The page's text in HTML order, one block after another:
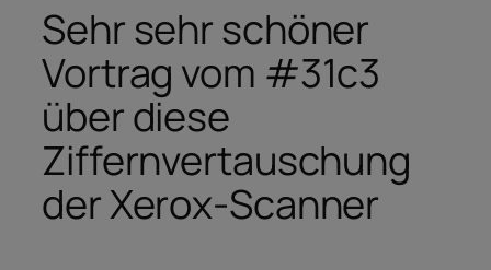
Sehr sehr schöner
Vortrag vom #31c3
über diese
Ziffernvertauschung
der Xerox-Scanner